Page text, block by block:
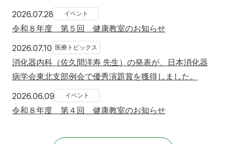
2026.07.28 2026年7月28日
イベント
令和８年度 第５回 健康教室のお知らせ
2026.07.10 2026年7月10日
医療トピックス
消化器内科（佐久間洋寿 先生）の発表が、日本消化器
病学会東北支部例会で優秀演題賞を獲得しました。
2026.06.09 2026年6月9日
イベント
令和８年度 第４回 健康教室のお知らせ